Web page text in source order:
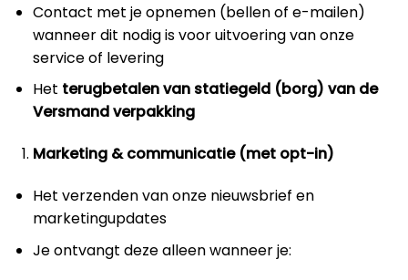
Contact met je opnemen (bellen of e-mailen)
wanneer dit nodig is voor uitvoering van onze
service of levering
Het terugbetalen van statiegeld (borg) van de
Versmand verpakking
Marketing & communicatie (met opt-in)
Het verzenden van onze nieuwsbrief en
marketingupdates
Je ontvangt deze alleen wanneer je: